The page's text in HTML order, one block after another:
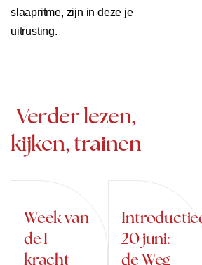
slaapritme, zijn in deze je
uitrusting.
Verder lezen,
kijken, trainen
Week van
de I-
kracht
20 juni:
de Weg